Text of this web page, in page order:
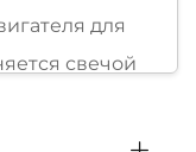
для
свечой
от